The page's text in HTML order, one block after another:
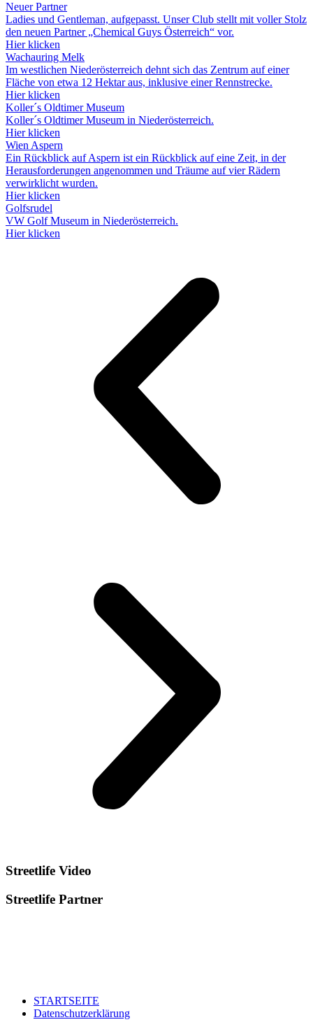
Neuer Partner
Ladies und Gentleman, aufgepasst. Unser Club stellt mit voller Stolz
den neuen Partner „Chemical Guys Österreich“ vor.
Hier klicken
Wachauring Melk
Im westlichen Niederösterreich dehnt sich das Zentrum auf einer
Fläche von etwa 12 Hektar aus, inklusive einer Rennstrecke.
Hier klicken
Koller´s Oldtimer Museum
Koller´s Oldtimer Museum in Niederösterreich.
Hier klicken
Wien Aspern
Ein Rückblick auf Aspern ist ein Rückblick auf eine Zeit, in der
Herausforderungen angenommen und Träume auf vier Rädern
verwirklicht wurden.
Hier klicken
Golfsrudel
VW Golf Museum in Niederösterreich.
Hier klicken
Streetlife Video
Streetlife Partner
STARTSEITE
Datenschutzerklärung